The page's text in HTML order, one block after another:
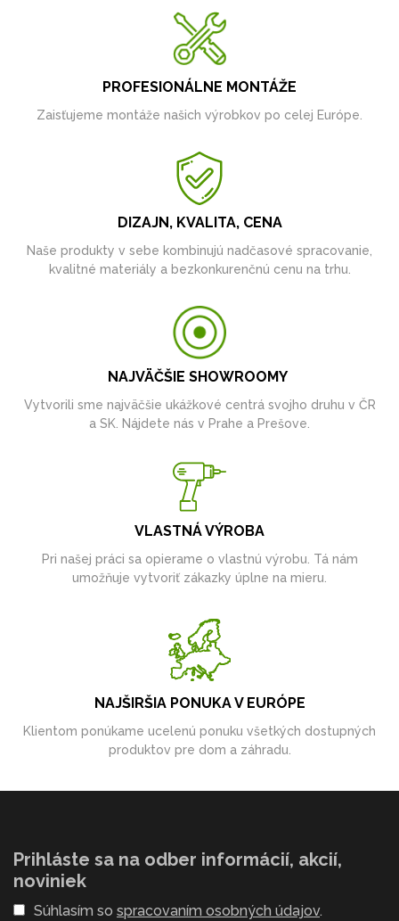
PROFESIONÁLNE MONTÁŽE
Zaisťujeme montáže našich výrobkov po celej Európe.
DIZAJN, KVALITA, CENA
Naše produkty v sebe kombinujú nadčasové spracovanie,
kvalitné materiály a bezkonkurenčnú cenu na trhu.
NAJVÄČŠIE SHOWROOMY
Vytvorili sme najväčšie ukážkové centrá svojho druhu v ČR
a SK. Nájdete nás v Prahe a Prešove.
VLASTNÁ VÝROBA
Pri našej práci sa opierame o vlastnú výrobu. Tá nám
umožňuje vytvoriť zákazky úplne na mieru.
NAJŠIRŠIA PONUKA V EURÓPE
Klientom ponúkame ucelenú ponuku všetkých dostupných
produktov pre dom a záhradu.
Prihláste sa na odber informácií, akcií,
noviniek
Súhlasím so spracovaním osobných údajov.